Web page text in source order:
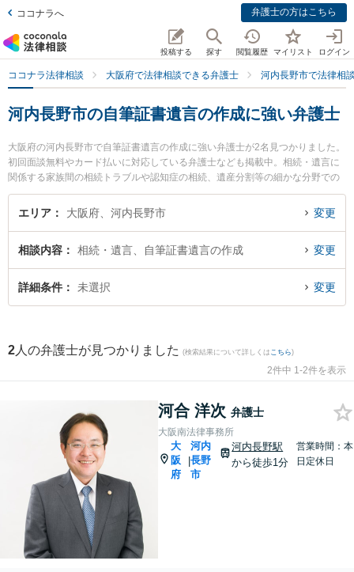
ココナラへ 弁護士の方はこちら
投稿する 探す 閲覧履歴 マイリスト ログイン
ココナラ法律相談 大阪府で法律相談できる弁護士 河内長野市で法律相
河内長野市の自筆証書遺言の作成に強い弁護士
大阪府の河内長野市で自筆証書遺言の作成に強い弁護士が2名見つかりました。
初回面談無料やカード払いに対応している弁護士なども掲載中。相続・遺言に
関係する家族間の相続トラブルや認知症の相続、遺産分割等の細かな分野での
絞り込み検索もでき便利です。特に大阪南法律事務所の河合 洋次弁護士や大阪
南法律事務所の原田 章恵弁護士のプロフィール情報や弁護士費用、強みなどが
解決の実績豊富な近くの弁護士を検索したい』『初回相談無料で自筆証書遺言
の作成を法律相談できる河内長野市内の弁護士に相談予約したい』などでお困
りの相談者さんにおすすめです。
エリア 大阪府、河内長野市 変更
相談内容 相続・遺言、自筆証書遺言の作成 変更
詳細条件 未選択 変更
2 人の弁護士が見つかりました (検索結果について詳しくは こちら)
2件中 1-2件を表示
河合 洋次 弁護士
大阪南法律事務所
大
阪
府
|
河内
長野
市
河内長野駅
から徒歩1分
営業時間：本
日定休日